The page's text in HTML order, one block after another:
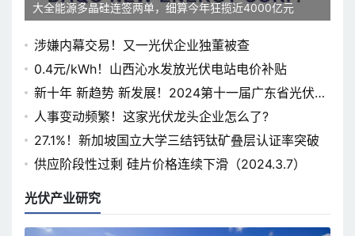
大全能源多晶硅连签两单，细算今年狂揽近4000亿元
涉嫌内幕交易！又一光伏企业独董被查
0.4元/kWh！山西沁水发放光伏电站电价补贴
新十年 新趋势 新发展！2024第十一届广东省光伏论
坛即将开幕
人事变动频繁！这家光伏龙头企业怎么了?
27.1%！新加坡国立大学三结钙钛矿叠层认证率突破
供应阶段性过剩 硅片价格连续下滑（2024.3.7）
光伏产业研究